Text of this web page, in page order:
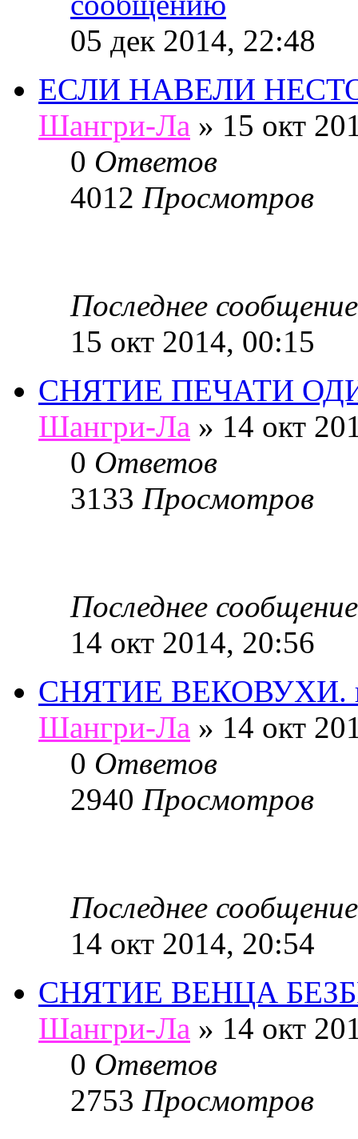
05 дек 2014, 22:48
ЕСЛИ НАВЕЛИ
Шангри-Ла » 15 окт
0 Ответов
4012 Просмотров
Последнее сообщение
15 окт 2014, 00:15
СНЯТИЕ ПЕЧАТИ
Шангри-Ла » 14 окт
0 Ответов
3133 Просмотров
Последнее сообщение
14 окт 2014, 20:56
СНЯТИЕ ВЕКОВУХИ.
Шангри-Ла » 14 окт
0 Ответов
2940 Просмотров
Последнее сообщение
14 окт 2014, 20:54
СНЯТИЕ ВЕНЦА
Шангри-Ла » 14 окт
0 Ответов
2753 Просмотров